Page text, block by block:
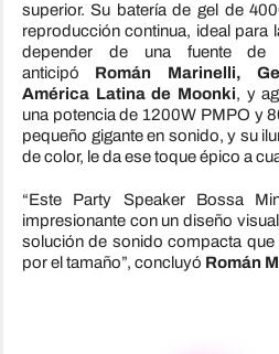
superior. Su batería de gel de
reproducción continua, ideal para
depender de una fuente de
anticipó Román Marinelli,
América Latina de Moonki, y
una potencia de 1200W PMPO y
pequeño gigante en sonido, y su
de color, le da ese toque épico a
“Este Party Speaker Bossa
impresionante con un diseño
solución de sonido compacta que
por el tamaño”, concluyó Román